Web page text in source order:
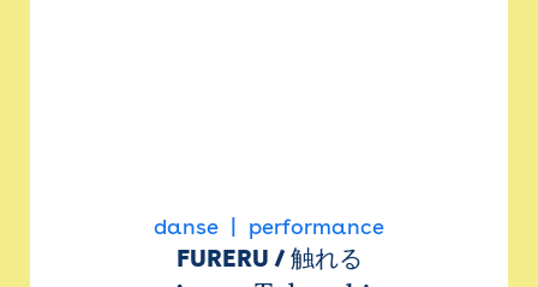
danse performance
FURERU / 触れる